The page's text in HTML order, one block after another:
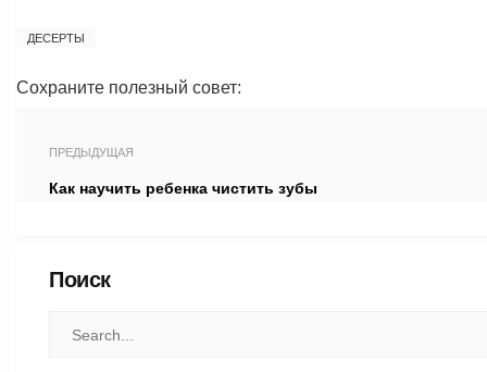
ДЕСЕРТЫ
Сохраните полезный совет:
ПРЕДЫДУЩАЯ
Как научить ребенка чистить зубы
Поиск